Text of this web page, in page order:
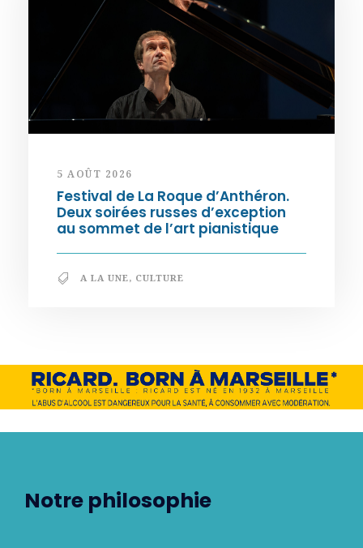
5 AOÛT 2026
Festival de La Roque d’Anthéron.
Deux soirées russes d’exception
au sommet de l’art pianistique
A LA UNE, CULTURE
Notre philosophie